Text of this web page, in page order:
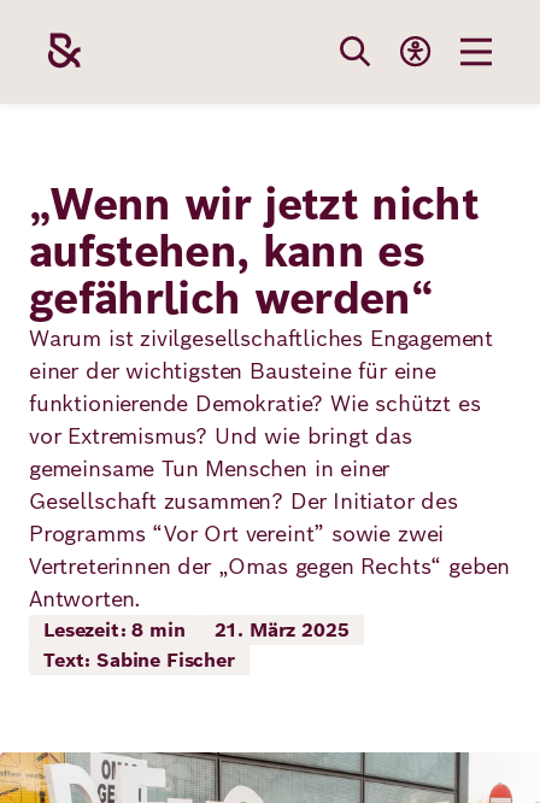
Inhalt
Stiftung
Themen
Förderung
Karriere
Presse
Publikationen
Die Stiftung
Team
Robert Bosch
Werte und
Haltung
Jahresbericht
Kontakt
Einrichtungen
Unsere
Themen
Bildung
Gesundheit
Resilienz
Demokratie
Frieden
Migration
Wie wir
Fördergebiete
Projekte
Aktuelle
Bei uns
Benefits
„Wenn wir jetzt nicht
aufstehen, kann es
gefährlich werden“
Warum ist zivilgesellschaftliches Engagement
einer der wichtigsten Bausteine für eine
funktionierende Demokratie? Wie schützt es
vor Extremismus? Und wie bringt das
gemeinsame Tun Menschen in einer
Gesellschaft zusammen? Der Initiator des
Programms “Vor Ort vereint” sowie zwei
Vertreterinnen der „Omas gegen Rechts“ geben
Antworten.
Lesezeit: 8 min
21. März 2025
Text: Sabine Fischer
Bild